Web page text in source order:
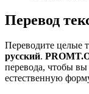
Перевод
Переводите целые
русский.
перевода, чтобы
естественную